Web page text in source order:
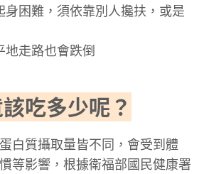
身困難，須依靠別人攙扶，或是
地走路也會跌倒
吃多少呢？
白質攝取量皆不同，會受到體
等影響，根據衛福部國民健康署